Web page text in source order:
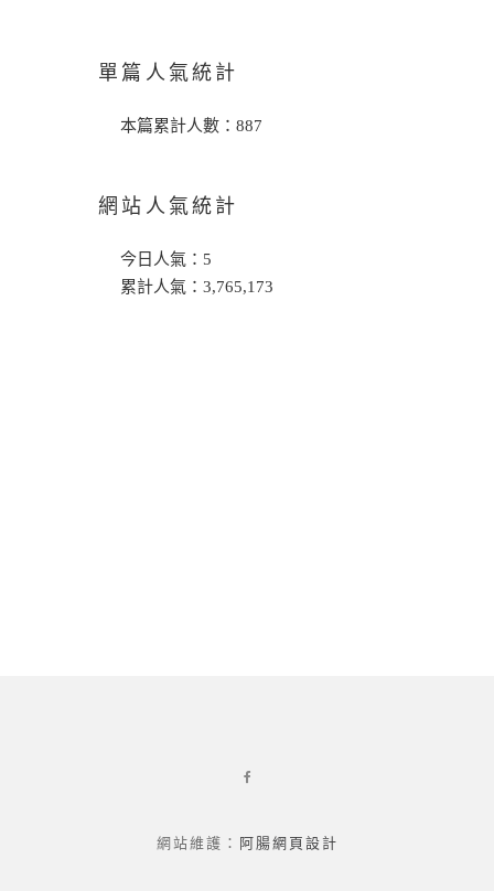
單篇人氣統計
本篇累計人數： 887
網站人氣統計
今日人氣： 5
累計人氣： 3,765,173
網站維護： 阿腸網頁設計